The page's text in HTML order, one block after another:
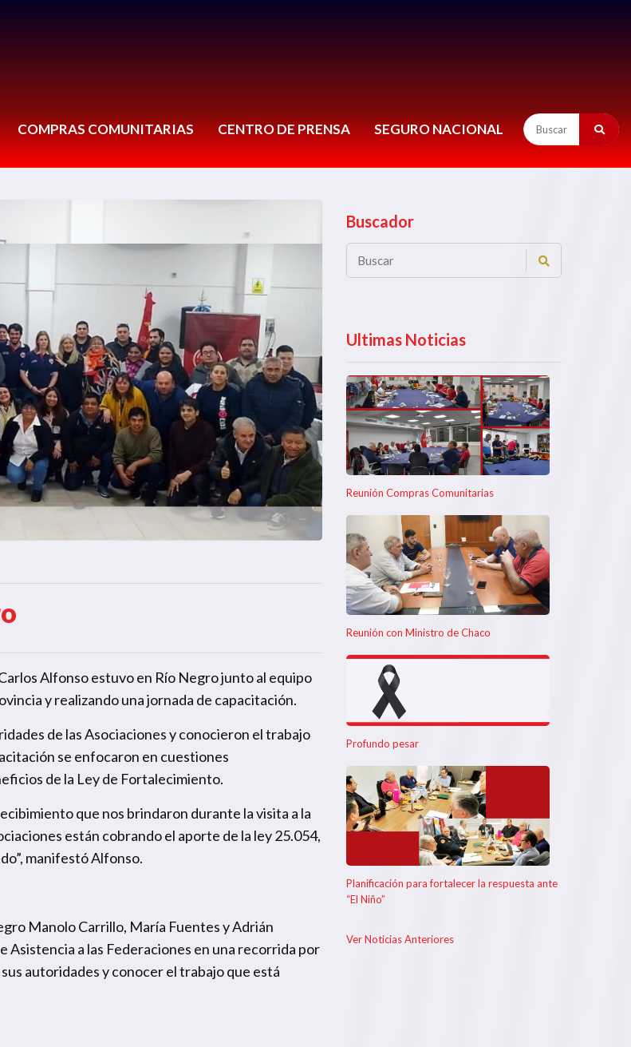
COMPRAS COMUNITARIAS CENTRO DE PRENSA SEGURO NACIONAL
Alfonso estuvo en Río Negro junto al equipo
y realizando una jornada de capacitación.
de las Asociaciones y conocieron el trabajo
se enfocaron en cuestiones
de la Ley de Fortalecimiento.
que nos brindaron durante la visita a la
están cobrando el aporte de la ley 25.054,
manifestó Alfonso.
Manolo Carrillo, María Fuentes y Adrián
Asistencia a las Federaciones en una recorrida por
autoridades y conocer el trabajo que está
Buscador
Ultimas Noticias
Reunión Compras Comunitarias
Reunión con Ministro de Chaco
Profundo pesar
Planificación para fortalecer la respuesta ante
“El Niño”
Ver Noticias Anteriores